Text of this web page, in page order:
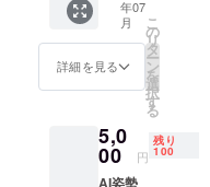
か分か
らな
い」
「成長
に悩ん
でい
る」 —
の内容
をご確
認くだ
さい。
https://
youtu.b
e/yJ35z
イス3ヶ
月分(毎
週1回×4
週×3ヶ
月) ＊
2025年
3ヶ月分
(12回)
の購読
年07
月
詳細を見る
こ
の
リ
タ
ー
ン
を
選
択
す
る
5,0
00 円
残り
100
AI姿勢